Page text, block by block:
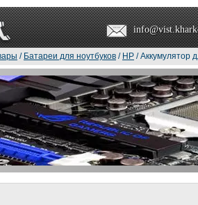
/ Батареи для ноутбуков / HP / Аккумулятор